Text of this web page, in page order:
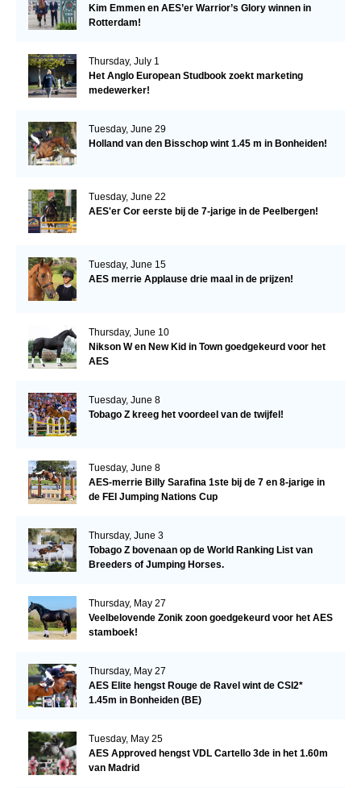
Kim Emmen en AES’er Warrior’s Glory winnen in
Rotterdam!
Thursday, July 1
Het Anglo European Studbook zoekt marketing
medewerker!
Tuesday, June 29
Holland van den Bisschop wint 1.45 m in Bonheiden!
Tuesday, June 22
AES'er Cor eerste bij de 7-jarige in de Peelbergen!
Tuesday, June 15
AES merrie Applause drie maal in de prijzen!
Thursday, June 10
Nikson W en New Kid in Town goedgekeurd voor het
AES
Tuesday, June 8
Tobago Z kreeg het voordeel van de twijfel!
Tuesday, June 8
AES-merrie Billy Sarafina 1ste bij de 7 en 8-jarige in
de FEI Jumping Nations Cup
Thursday, June 3
Tobago Z bovenaan op de World Ranking List van
Breeders of Jumping Horses.
Thursday, May 27
Veelbelovende Zonik zoon goedgekeurd voor het AES
stamboek!
Thursday, May 27
AES Elite hengst Rouge de Ravel wint de CSI2*
1.45m in Bonheiden (BE)
Tuesday, May 25
AES Approved hengst VDL Cartello 3de in het 1.60m
van Madrid